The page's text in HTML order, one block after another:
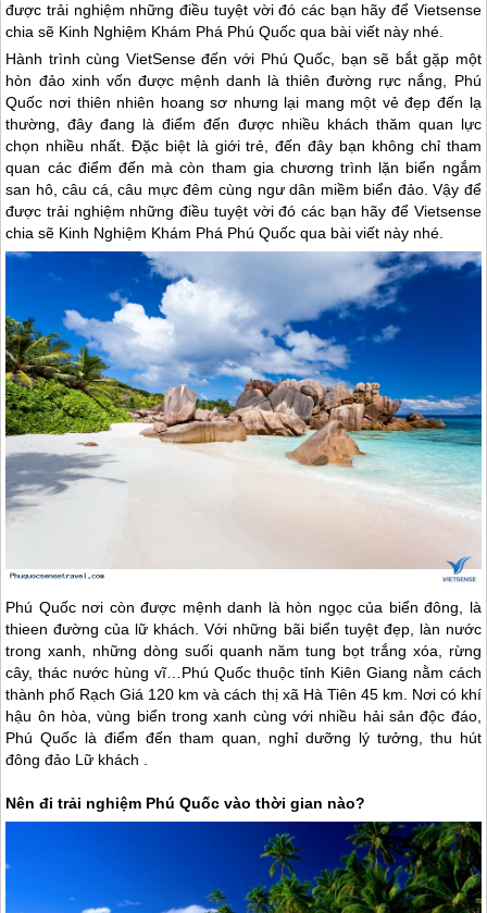
được trải nghiệm những điều tuyệt vời đó các bạn hãy để Vietsense
chia sẽ Kinh Nghiệm Khám Phá Phú Quốc qua bài viết này nhé.
Hành trình cùng VietSense đến với Phú Quốc, bạn sẽ bắt gặp một
hòn đảo xinh vốn được mệnh danh là thiên đường rực nắng, Phú
Quốc nơi thiên nhiên hoang sơ nhưng lại mang một vẻ đẹp đến lạ
thường, đây đang là điểm đến được nhiều khách thăm quan lực
chọn nhiều nhất. Đặc biệt là giới trẻ, đến đây bạn không chỉ tham
quan các điểm đến mà còn tham gia chương trình lặn biển ngắm
san hô, câu cá, câu mực đêm cùng ngư dân miềm biển đảo. Vậy để
được trải nghiệm những điều tuyệt vời đó các bạn hãy để Vietsense
chia sẽ Kinh Nghiệm Khám Phá Phú Quốc qua bài viết này nhé.
Phú Quốcnơi còn được mệnh danh là hòn ngọc của biển đông, là
thieen đường của lữ khách. Với những bãi biển tuyệt đẹp, làn nước
trong xanh, những dòng suối quanh năm tung bọt trắng xóa, rừng
cây, thác nước hùng vĩ… Phú Quốc thuộc tỉnh Kiên Giang nằm cách
thành phố Rạch Giá 120 km và cách thị xã Hà Tiên 45 km. Nơi có khí
hậu ôn hòa, vùng biển trong xanh cùng với nhiều hải sản độc đáo,
Phú Quốc là điểm đến tham quan, nghỉ dưỡng lý tưởng, thu hút
đông đảo Lữ khách .
Nên đi trải nghiệm Phú Quốc vào thời gian nào?